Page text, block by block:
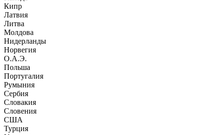
Кипр
Латвия
Литва
Молдова
Нидерланды
Норвегия
О.А.Э.
Польша
Португалия
Румыния
Сербия
Словакия
Словения
США
Турция